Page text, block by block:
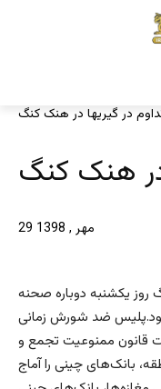
در گیریها در هنک کنگ
در هنک کنگ
29 مهر , 1398
یکشنبه دوباره صحنه
ضد شورش زمانی
قانون ممنوعیت تجمع و
بانک‌های چینی را آماج